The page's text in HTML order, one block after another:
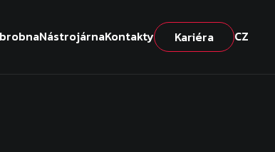
NástrojárnaKontakty Kariéra CZ